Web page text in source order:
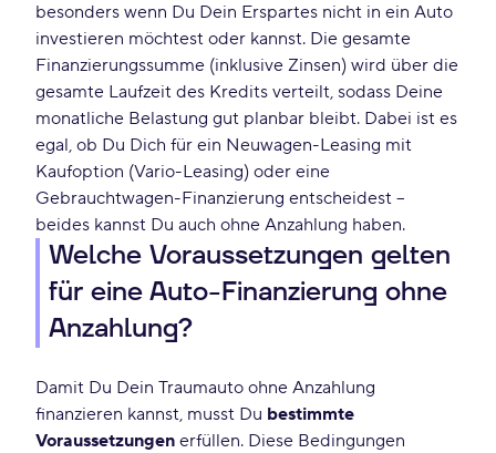
besonders wenn Du Dein Erspartes nicht in ein Auto
investieren möchtest oder kannst. Die gesamte
Finanzierungssumme (inklusive Zinsen) wird über die
gesamte Laufzeit des Kredits verteilt, sodass Deine
monatliche Belastung gut planbar bleibt. Dabei ist es
egal, ob Du Dich für ein Neuwagen-Leasing mit
Kaufoption (Vario-Leasing) oder eine
Gebrauchtwagen-Finanzierung entscheidest –
beides kannst Du auch ohne Anzahlung haben.
Welche Voraussetzungen gelten
für eine Auto-Finanzierung ohne
Anzahlung?
Damit Du Dein Traumauto ohne Anzahlung
finanzieren kannst, musst Du bestimmte
Voraussetzungen erfüllen. Diese Bedingungen